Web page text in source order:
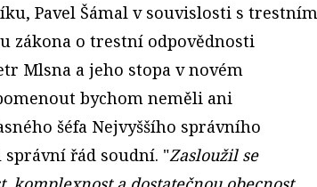
Pavel Šámal v souvislosti s trestním
zákona o trestní odpovědnosti
Mlsna a jeho stopa v novém
bychom neměli ani
šéfa Nejvyššího správního
řád soudní. "Zasloužil se